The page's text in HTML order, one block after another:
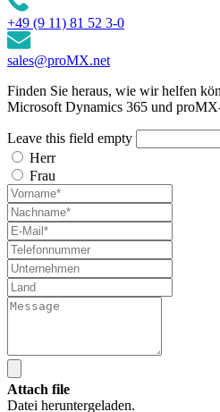
+49 (9 11) 81 52 3-0
sales@proMX.net
Finden Sie heraus, wie wir helfen
Microsoft Dynamics 365 und
Leave this field empty
Herr
Frau
Attach file
Datei heruntergeladen.